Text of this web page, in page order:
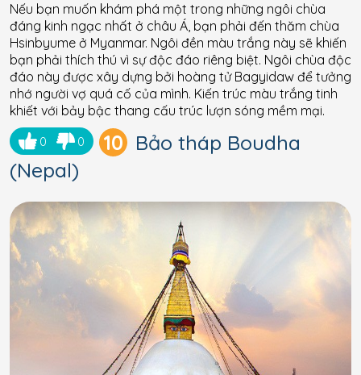
Nếu bạn muốn khám phá một trong những ngôi chùa
đáng kinh ngạc nhất ở châu Á, bạn phải đến thăm chùa
Hsinbyume ở Myanmar. Ngôi đền màu trắng này sẽ khiến
bạn phải thích thú vì sự độc đáo riêng biệt. Ngôi chùa độc
đáo này được xây dựng bởi hoàng tử Bagyidaw để tưởng
nhớ người vợ quá cố của mình. Kiến trúc màu trắng tinh
khiết với bảy bậc thang cấu trúc lượn sóng mềm mại.
0 0 10 Bảo tháp Boudha
(Nepal)